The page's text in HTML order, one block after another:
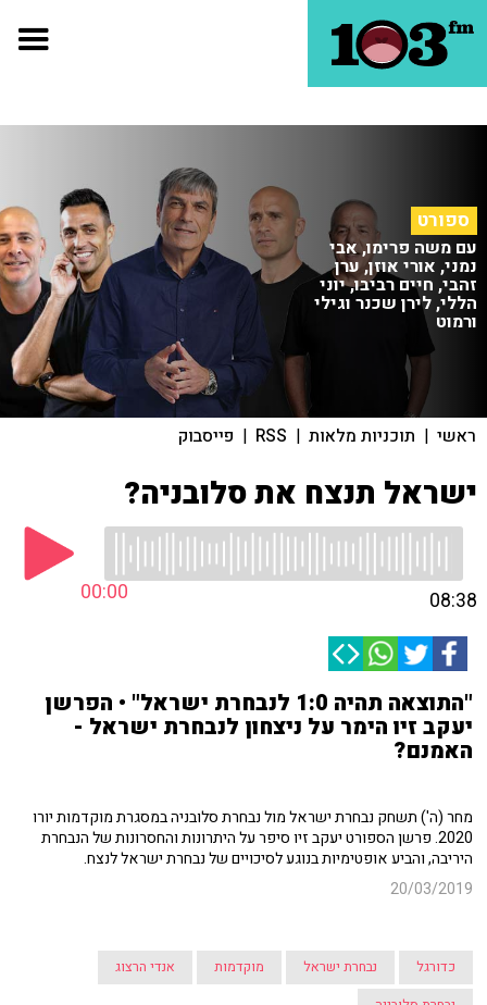
ספורט
עם משה פרימו, אבי
נמני, אורי אוזן, ערן
זהבי, חיים רביבו, יוני
הללי, לירן שכנר וגילי
ורמוט
ראשי | תוכניות מלאות |
RSS
| פייסבוק
ישראל תנצח את סלובניה?
00:00 08:38
"התוצאה תהיה 1:0 לנבחרת ישראל" • הפרשן
יעקב זיו הימר על ניצחון לנבחרת ישראל -
האמנם?
מחר (ה') תשחק נבחרת ישראל מול נבחרת סלובניה במסגרת מוקדמות יורו
2020. פרשן הספורט יעקב זיו סיפר על היתרונות והחסרונות של הנבחרת
היריבה, והביע אופטימיות בנוגע לסיכויים של נבחרת ישראל לנצח.
20/03/2019
כדורגל נבחרת ישראל מוקדמות
אנדי הרצוג